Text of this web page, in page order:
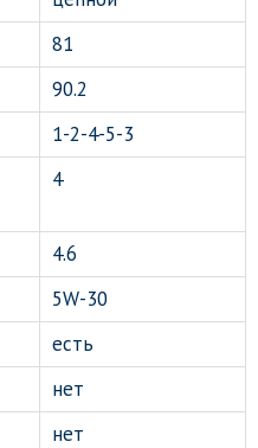
81
90.2
1-2-4-5-3
4
4.6
5W-30
есть
нет
нет